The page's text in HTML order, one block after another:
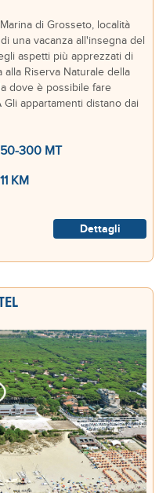
di Grosseto, località
una vacanza all'insegna del
aspetti più apprezzati di
Riserva Naturale della
dove è possibile fare
appartamenti distano dai
50-300 MT
11 KM
Dettagli